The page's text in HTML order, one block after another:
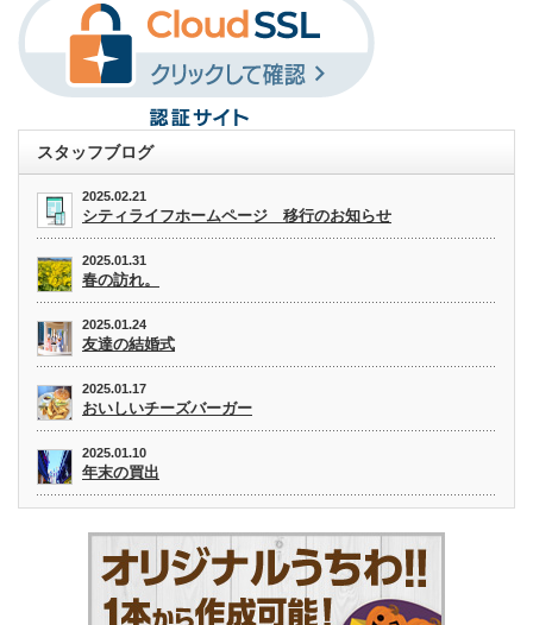
スタッフブログ
2025.02.21
シティライフホームページ 移行のお知らせ
2025.01.31
春の訪れ。
2025.01.24
友達の結婚式
2025.01.17
おいしいチーズバーガー
2025.01.10
年末の買出